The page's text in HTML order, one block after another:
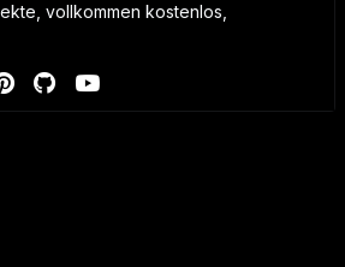
vollkommen kostenlos,